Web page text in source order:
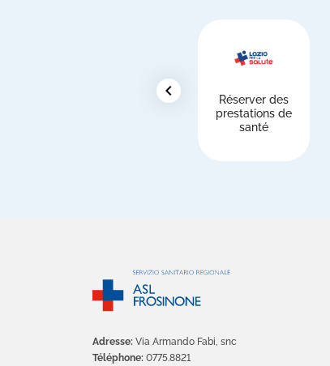
chevron_left
Réserver des
prestations de
santé
Adresse: Via Armando Fabi, snc
Téléphone: 0775.8821